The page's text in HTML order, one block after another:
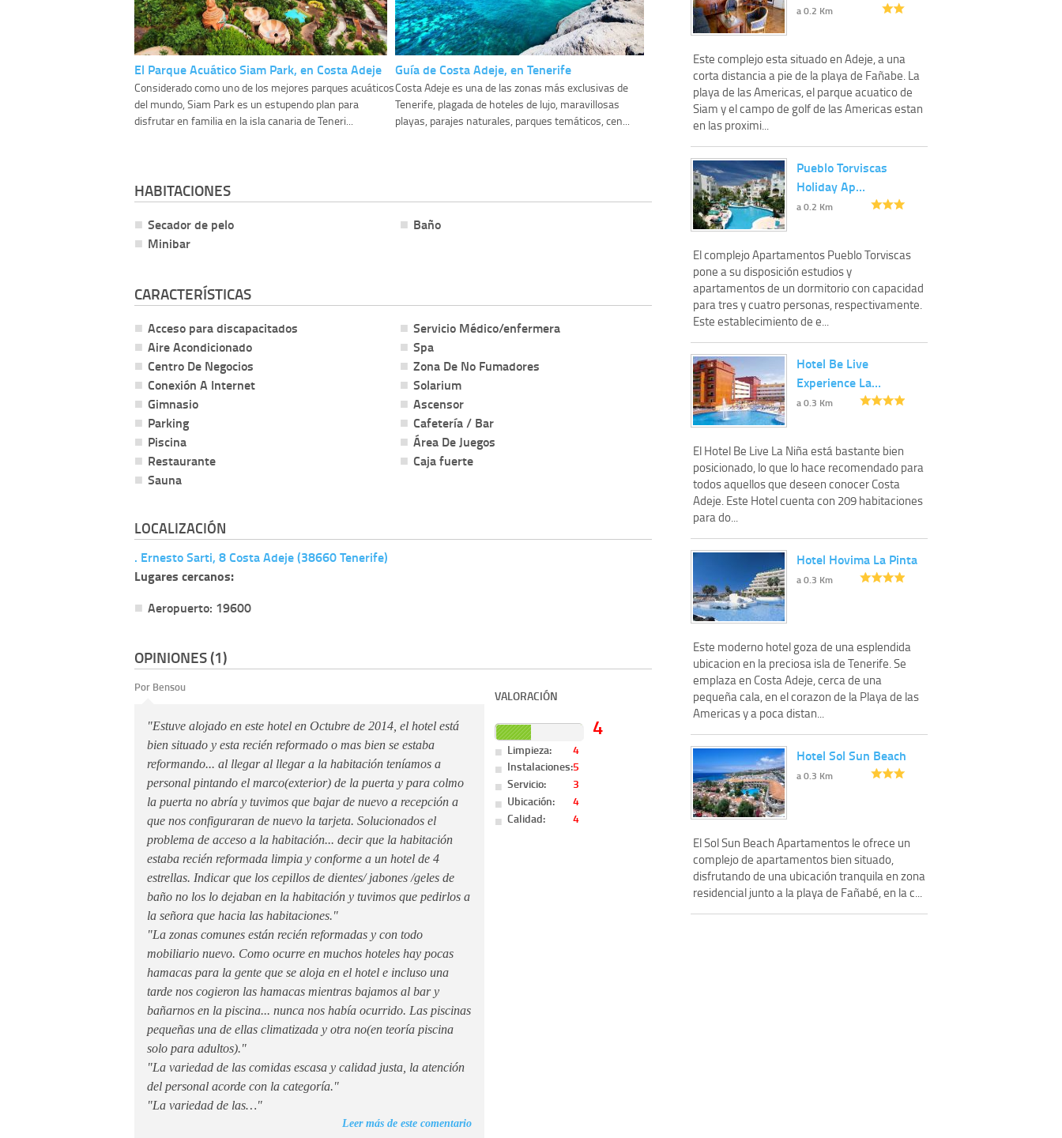
El Parque Acuático Siam Park, en Costa Adeje
Considerado como uno de los mejores parques acuáticos
del mundo, Siam Park es un estupendo plan para
disfrutar en familia en la isla canaria de Teneri...
Guía de Costa Adeje, en Tenerife
Costa Adeje es una de las zonas más exclusivas de
Tenerife, plagada de hoteles de lujo, maravillosas
playas, parajes naturales, parques temáticos, cen...
HABITACIONES
Secador de pelo
Minibar
Baño
CARACTERÍSTICAS
Acceso para discapacitados
Aire Acondicionado
Centro De Negocios
Conexión A Internet
Gimnasio
Parking
Piscina
Restaurante
Sauna
Servicio Médico/enfermera
Spa
Zona De No Fumadores
Solarium
Ascensor
Cafetería / Bar
Área De Juegos
Caja fuerte
LOCALIZACIÓN
. Ernesto Sarti, 8 Costa Adeje (38660 Tenerife)
Lugares cercanos:
Aeropuerto: 19600
OPINIONES (1)
Por Bensou
"Estuve alojado en este hotel en Octubre de 2014, el hotel está
bien situado y esta recién reformado o mas bien se estaba
reformando... al llegar al llegar a la habitación teníamos a
personal pintando el marco(exterior) de la puerta y para colmo
la puerta no abría y tuvimos que bajar de nuevo a recepción a
que nos configuraran de nuevo la tarjeta. Solucionados el
problema de acceso a la habitación... decir que la habitación
estaba recién reformada limpia y conforme a un hotel de 4
estrellas. Indicar que los cepillos de dientes/ jabones /geles de
baño no los lo dejaban en la habitación y tuvimos que pedirlos a
la señora que hacia las habitaciones."
"La zonas comunes están recién reformadas y con todo
mobiliario nuevo. Como ocurre en muchos hoteles hay pocas
hamacas para la gente que se aloja en el hotel e incluso una
tarde nos cogieron las hamacas mientras bajamos al bar y
bañarnos en la piscina... nunca nos había ocurrido. Las piscinas
pequeñas una de ellas climatizada y otra no(en teoría piscina
solo para adultos)."
"La variedad de las comidas escasa y calidad justa, la atención
del personal acorde con la categoría."
"La variedad de las…"
Leer más de este comentario
VALORACIÓN
4
Limpieza:
4
Instalaciones:5
Servicio:
3
Ubicación:
4
Calidad:
4
a 0.2 Km
Este complejo esta situado en Adeje, a una
corta distancia a pie de la playa de Fañabe. La
playa de las Americas, el parque acuatico de
Siam y el campo de golf de las Americas estan
en las proximi...
Pueblo Torviscas
Holiday Ap…
a 0.2 Km
El complejo Apartamentos Pueblo Torviscas
pone a su disposición estudios y
apartamentos de un dormitorio con capacidad
para tres y cuatro personas, respectivamente.
Este establecimiento de e...
Hotel Be Live
Experience La…
a 0.3 Km
El Hotel Be Live La Niña está bastante bien
posicionado, lo que lo hace recomendado para
todos aquellos que deseen conocer Costa
Adeje. Este Hotel cuenta con 209 habitaciones
para do...
Hotel Hovima La Pinta
a 0.3 Km
Este moderno hotel goza de una esplendida
ubicacion en la preciosa isla de Tenerife. Se
emplaza en Costa Adeje, cerca de una
pequeña cala, en el corazon de la Playa de las
Americas y a poca distan...
Hotel Sol Sun Beach
a 0.3 Km
El Sol Sun Beach Apartamentos le ofrece un
complejo de apartamentos bien situado,
disfrutando de una ubicación tranquila en zona
residencial junto a la playa de Fañabé, en la c...